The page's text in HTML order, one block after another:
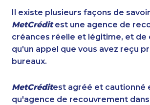
Il existe plusieurs façons de
MetCréditest une agence de
créances réelle et légitime, et de
qu'un appel que vous avez reçu
bureaux.
MetCréditest agréé et cautionné
qu'agence de recouvrement dans